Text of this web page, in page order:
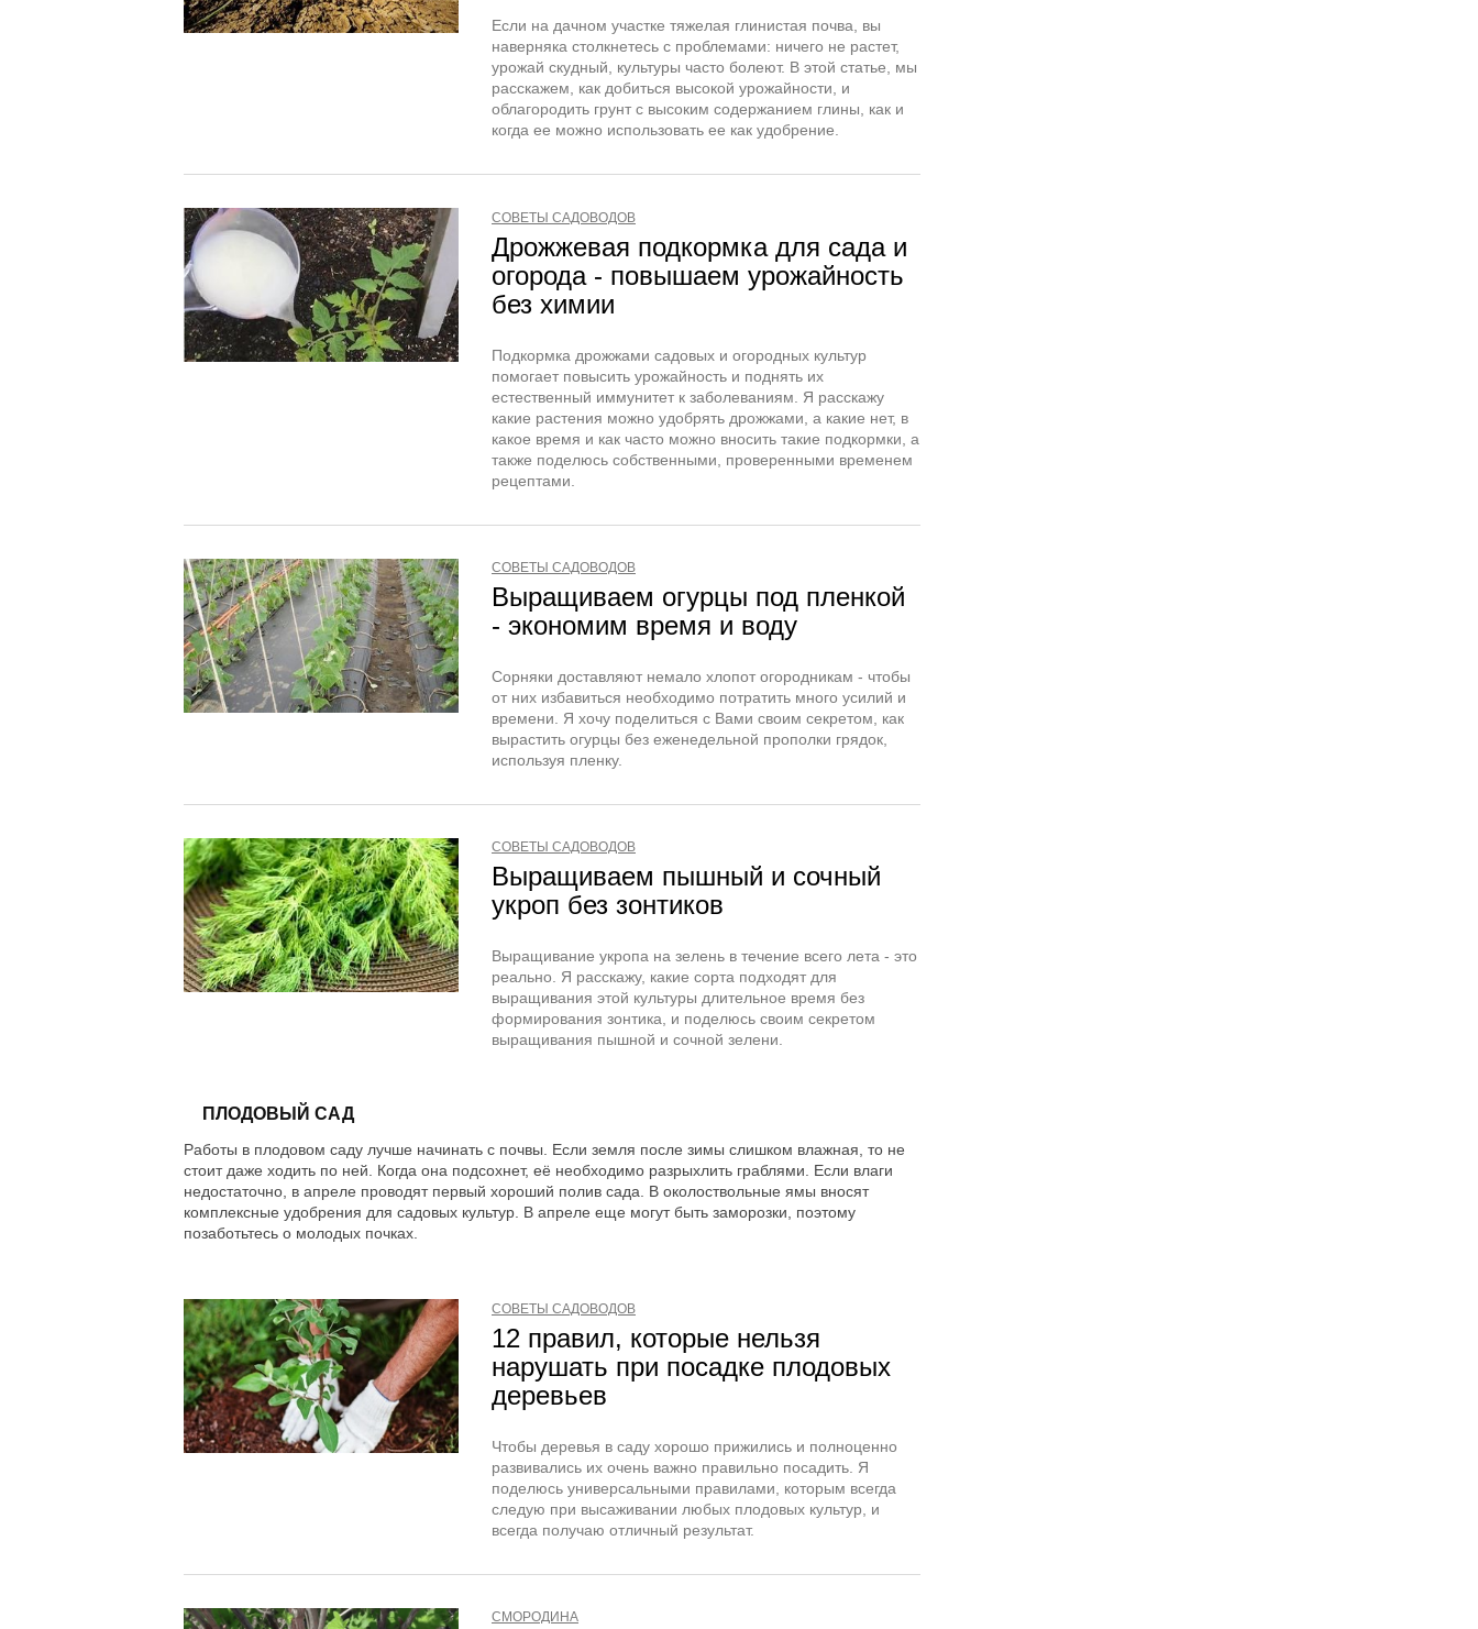
Если на дачном участке тяжелая глинистая почва, вы
наверняка столкнетесь с проблемами: ничего не растет,
урожай скудный, культуры часто болеют. В этой статье, мы
расскажем, как добиться высокой урожайности, и
облагородить грунт с высоким содержанием глины, как и
когда ее можно использовать ее как удобрение.
СОВЕТЫ САДОВОДОВ
Дрожжевая подкормка для сада и
огорода - повышаем урожайность
без химии
Подкормка дрожжами садовых и огородных культур
помогает повысить урожайность и поднять их
естественный иммунитет к заболеваниям. Я расскажу
какие растения можно удобрять дрожжами, а какие нет, в
какое время и как часто можно вносить такие подкормки, а
также поделюсь собственными, проверенными временем
рецептами.
СОВЕТЫ САДОВОДОВ
Выращиваем огурцы под пленкой
- экономим время и воду
Сорняки доставляют немало хлопот огородникам - чтобы
от них избавиться необходимо потратить много усилий и
времени. Я хочу поделиться с Вами своим секретом, как
вырастить огурцы без еженедельной прополки грядок,
используя пленку.
СОВЕТЫ САДОВОДОВ
Выращиваем пышный и сочный
укроп без зонтиков
Выращивание укропа на зелень в течение всего лета - это
реально. Я расскажу, какие сорта подходят для
выращивания этой культуры длительное время без
формирования зонтика, и поделюсь своим секретом
выращивания пышной и сочной зелени.
ПЛОДОВЫЙ САД
Работы в плодовом саду лучше начинать с почвы. Если земля после зимы слишком влажная, то не
стоит даже ходить по ней. Когда она подсохнет, её необходимо разрыхлить граблями. Если влаги
недостаточно, в апреле проводят первый хороший полив сада. В околоствольные ямы вносят
комплексные удобрения для садовых культур. В апреле еще могут быть заморозки, поэтому
позаботьтесь о молодых почках.
СОВЕТЫ САДОВОДОВ
12 правил, которые нельзя
нарушать при посадке плодовых
деревьев
Чтобы деревья в саду хорошо прижились и полноценно
развивались их очень важно правильно посадить. Я
поделюсь универсальными правилами, которым всегда
следую при высаживании любых плодовых культур, и
всегда получаю отличный результат.
СМОРОДИНА